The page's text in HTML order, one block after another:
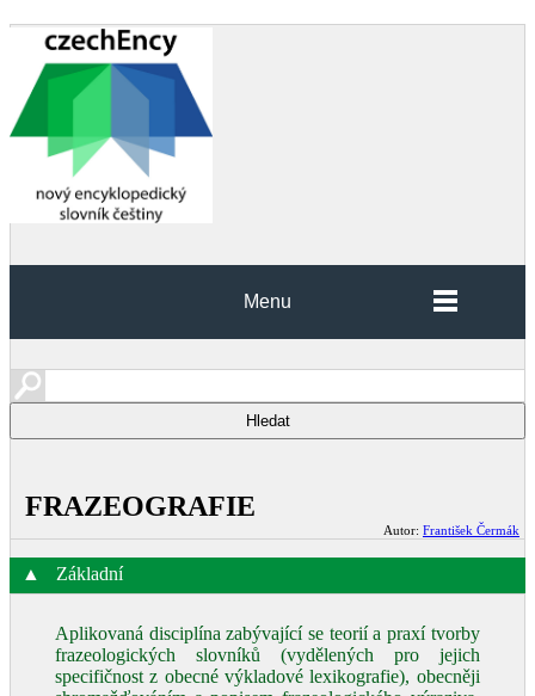
Menu
FRAZEOGRAFIE
Autor: František Čermák
▲ Základní
Aplikovaná disciplína zabývající se teorií a praxí tvorby
frazeologických slovníků (vydělených pro jejich
specifičnost z obecné výkladové lexikografie), obecněji